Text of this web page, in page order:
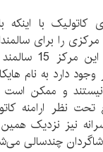
با اینکه
را برای
وجود آورده
دارد به نام
و ممکن است
تحت نظر ارامنه
نیز نزدیک
چندسالی